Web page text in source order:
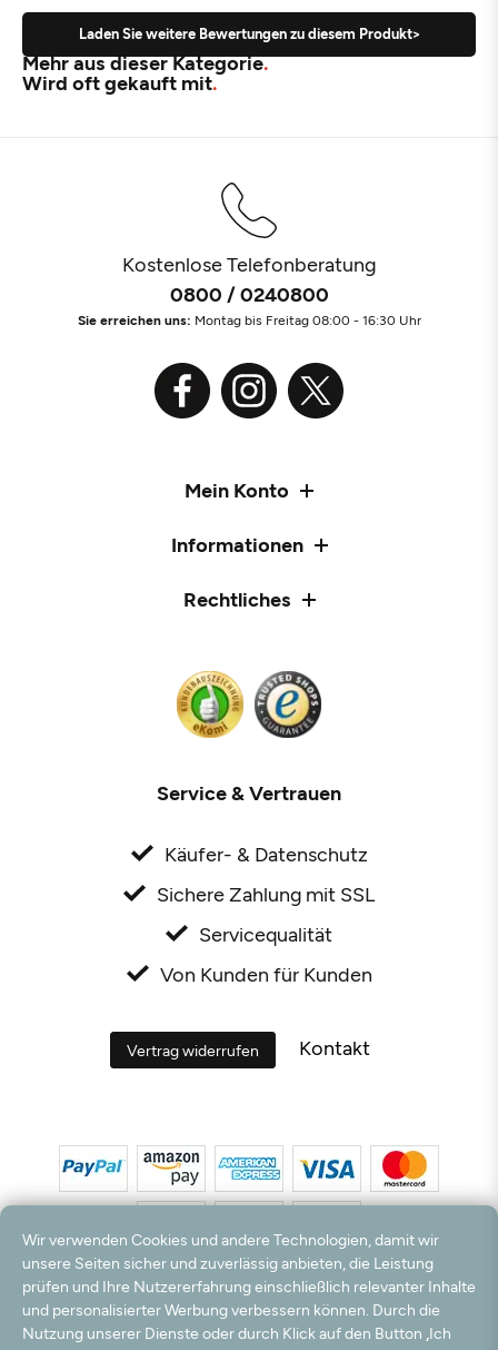
Laden Sie weitere Bewertungen zu diesem Produkt>
Mehr aus dieser Kategorie
Wird oft gekauft mit
Kostenlose Telefonberatung
0800 / 0240800
Sie erreichen uns: Montag bis Freitag 08:00 - 16:30 Uhr
Mein Konto
Informationen
Rechtliches
Service & Vertrauen
Käufer- & Datenschutz
Sichere Zahlung mit SSL
Servicequalität
Von Kunden für Kunden
Vertrag widerrufen Kontakt
*Alle Preise inkl. MwSt. und zzgl. Versandkosten. **Kostenloser Versand und Rückversand
nur innerhalb Deutschlands und Österreichs.
Hinweis:Wir nutzen Ihre E-Mail Adresse für werbliche Zwecke, die jederzeit widerrufen
Wir verwenden Cookies und andere Technologien, damit wir
unsere Seiten sicher und zuverlässig anbieten, die Leistung
prüfen und Ihre Nutzererfahrung einschließlich relevanter Inhalte
und personalisierter Werbung verbessern können. Durch die
Nutzung unserer Dienste oder durch Klick auf den Button „Ich